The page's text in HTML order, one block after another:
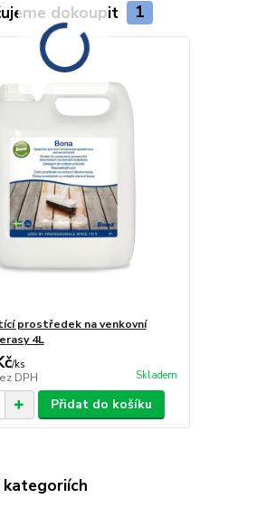
dokoupit 1
prostředek na venkovní
4L
/ks
DPH Skladem
Přidat do košíku
kategoriích